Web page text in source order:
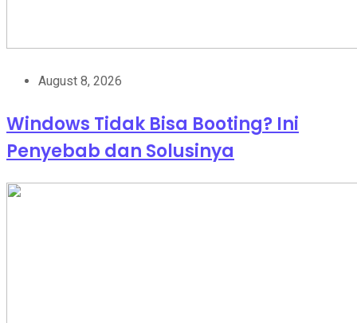
August 8, 2026
Windows Tidak Bisa Booting? Ini
Penyebab dan Solusinya